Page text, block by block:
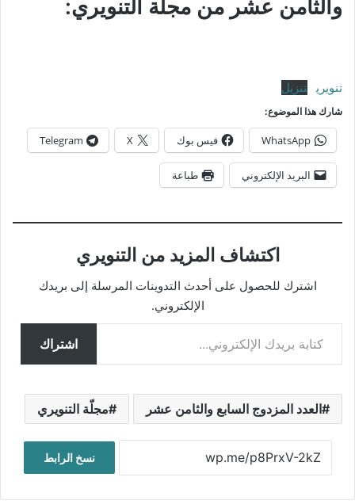
والثامن عشر من مجلّة التنويري:
تنويري تنزيل
شارك هذا الموضوع:
WhatsApp فيس بوك X
Telegram
البريد الإلكتروني طباعة
اكتشاف المزيد من التنويري
اشترك للحصول على أحدث التدوينات المرسلة إلى بريدك
الإلكتروني.
كتابة بريدك الإلكتروني...
اشتراك
العدد المزدوج السابع والثامن عشر مجلّة التنويري
نسخ الرابط